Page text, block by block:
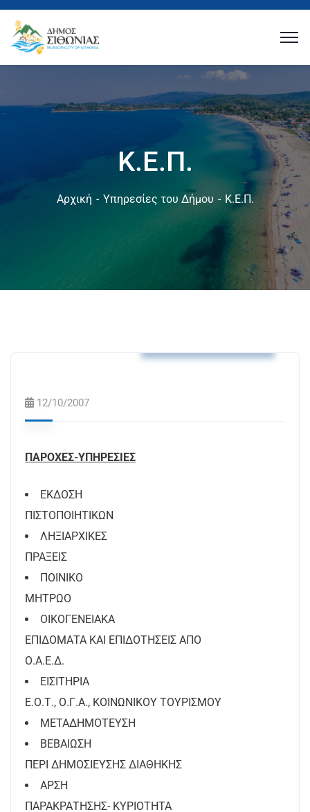
Κ.Ε.Π.
Αρχική Υπηρεσίες του Δήμου Κ.Ε.Π.
12/10/2007
ΠΑΡΟΧΕΣ-ΥΠΗΡΕΣΙΕΣ
ΕΚΔΟΣΗ
ΠΙΣΤΟΠΟΙΗΤΙΚΩΝ
ΛΗΞΙΑΡΧΙΚΕΣ
ΠΡΑΞΕΙΣ
ΠΟΙΝΙΚΟ
ΜΗΤΡΩΟ
ΟΙΚΟΓΕΝΕΙΑΚΑ
ΕΠΙΔΟΜΑΤΑ ΚΑΙ ΕΠΙΔΟΤΗΣΕΙΣ ΑΠΟ
Ο.Α.Ε.Δ.
ΕΙΣΙΤΗΡΙΑ
Ε.Ο.Τ., Ο.Γ.Α., ΚΟΙΝΩΝΙΚΟΥ ΤΟΥΡΙΣΜΟΥ
ΜΕΤΑΔΗΜΟΤΕΥΣΗ
ΒΕΒΑΙΩΣΗ
ΠΕΡΙ ΔΗΜΟΣΙΕΥΣΗΣ ΔΙΑΘΗΚΗΣ
ΑΡΣΗ
ΠΑΡΑΚΡΑΤΗΣΗΣ- ΚΥΡΙΟΤΗΤΑ